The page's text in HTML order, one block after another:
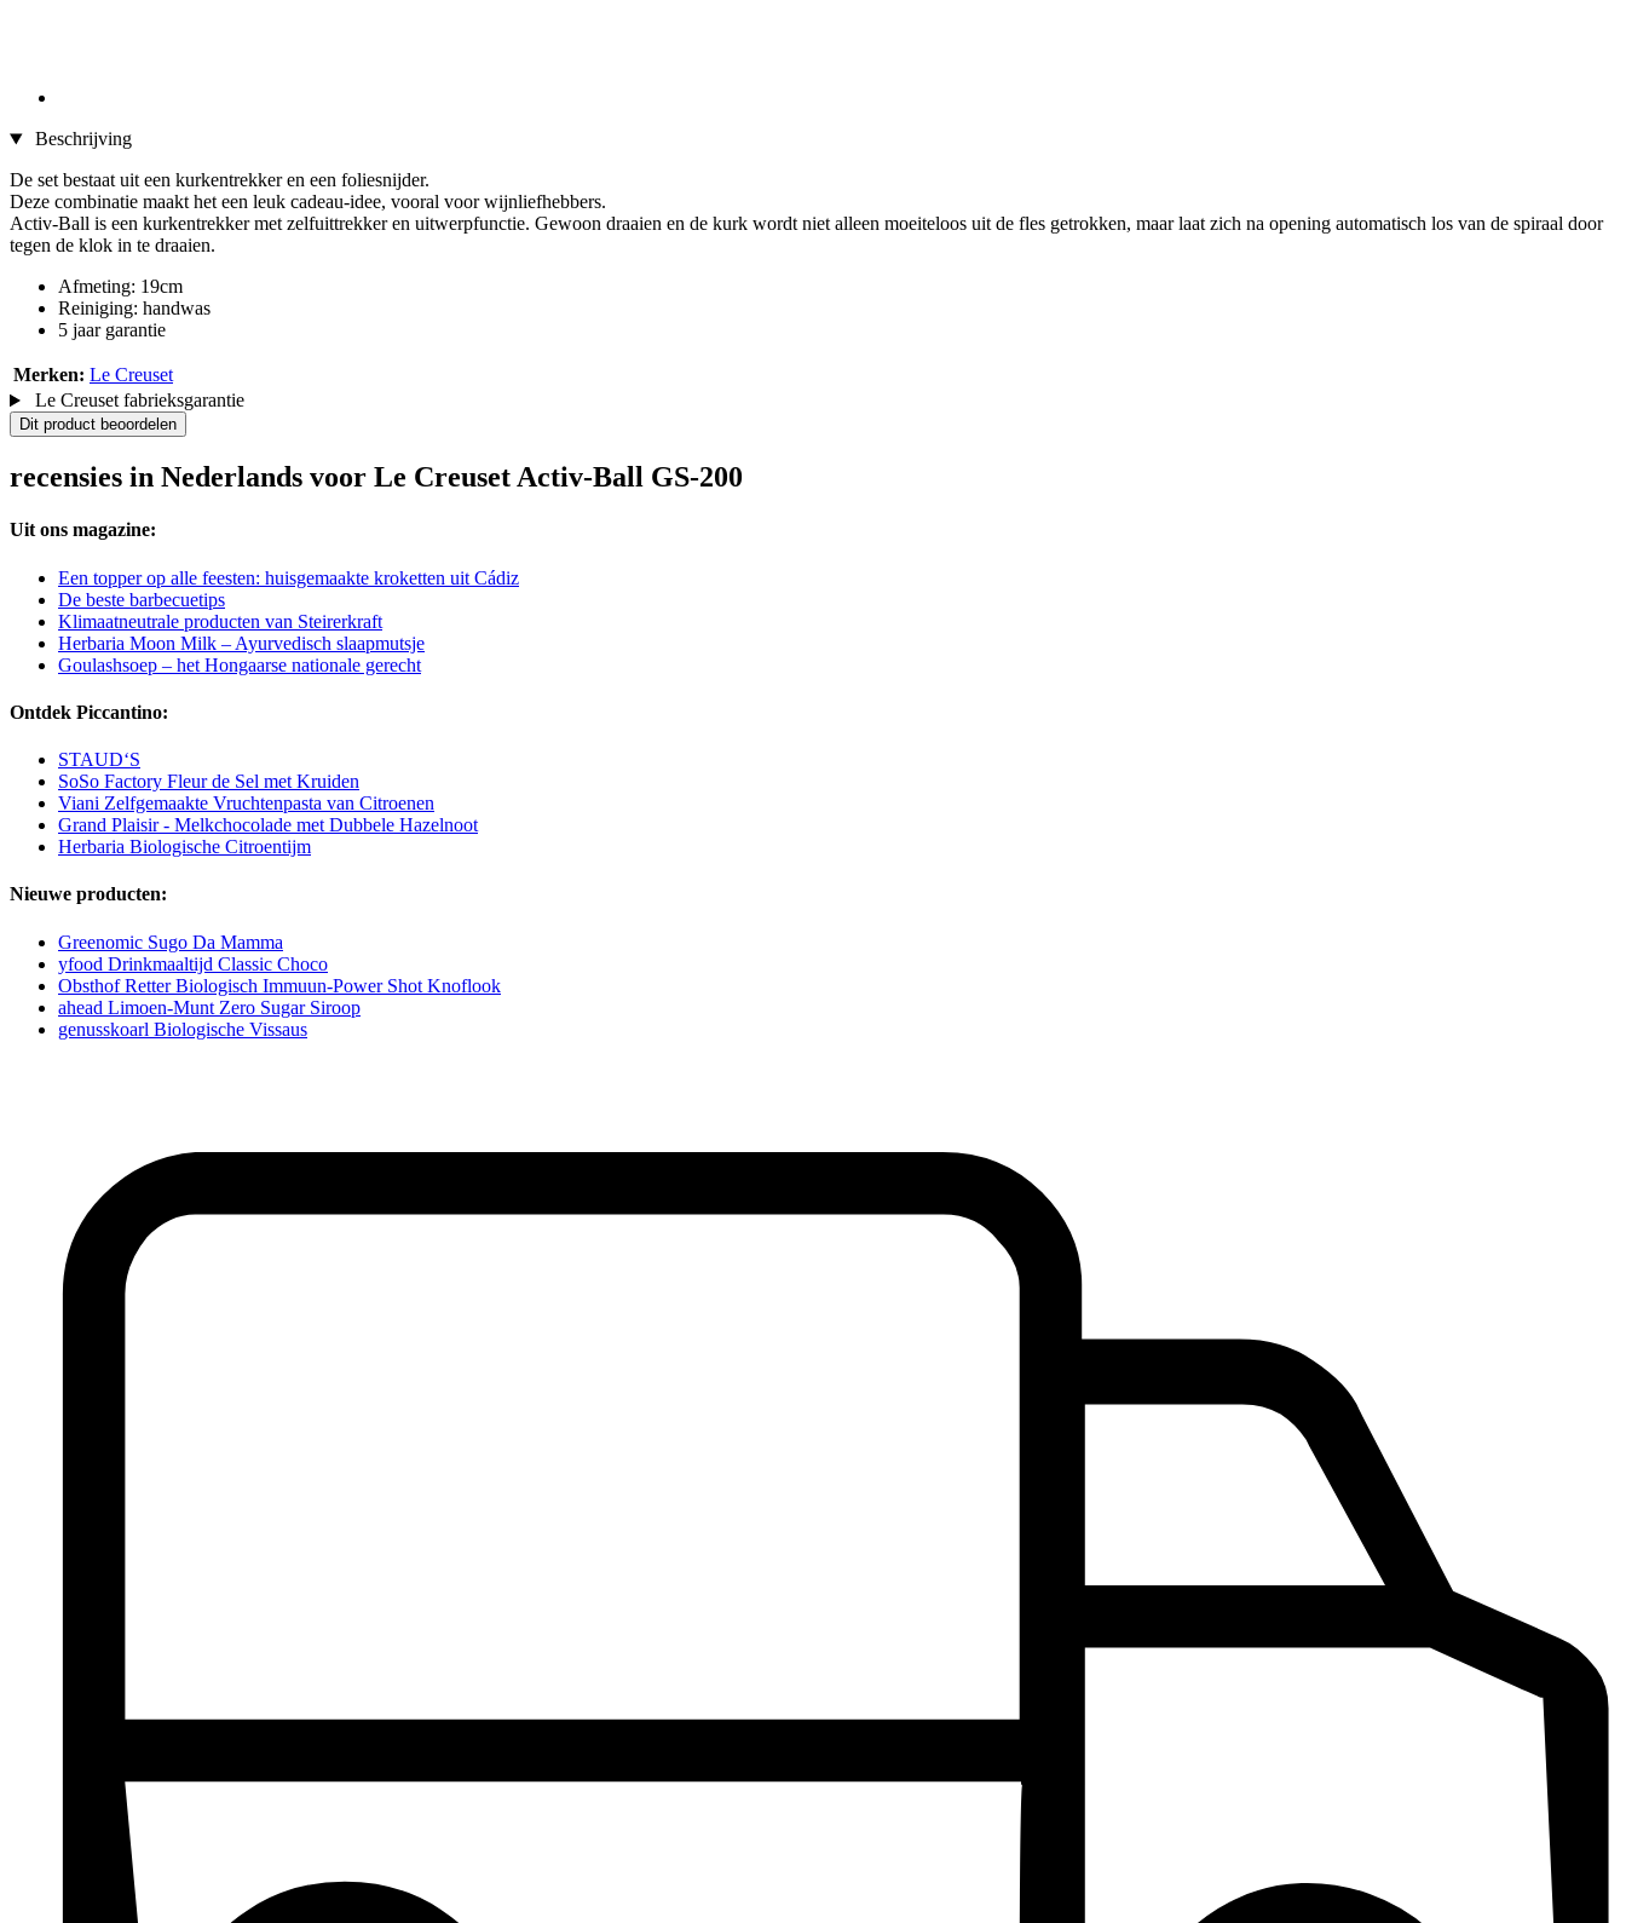
Beschrijving
De set bestaat uit een kurkentrekker en een foliesnijder.
Deze combinatie maakt het een leuk cadeau-idee, vooral voor wijnliefhebbers.
Activ-Ball is een kurkentrekker met zelfuittrekker en uitwerpfunctie. Gewoon draaien en de kurk wordt niet alleen moeiteloos uit de fles getrokken, maar laat zich na opening automatisch los van de spiraal door
tegen de klok in te draaien.
Afmeting: 19cm
Reiniging: handwas
5 jaar garantie
Merken: Le Creuset
Le Creuset fabrieksgarantie
Dit product beoordelen
recensies in Nederlands voor Le Creuset Activ-Ball GS-200
Uit ons magazine:
Een topper op alle feesten: huisgemaakte kroketten uit Cádiz
De beste barbecuetips
Klimaatneutrale producten van Steirerkraft
Herbaria Moon Milk – Ayurvedisch slaapmutsje
Goulashsoep – het Hongaarse nationale gerecht
Ontdek Piccantino:
STAUD‘S
SoSo Factory Fleur de Sel met Kruiden
Viani Zelfgemaakte Vruchtenpasta van Citroenen
Grand Plaisir - Melkchocolade met Dubbele Hazelnoot
Herbaria Biologische Citroentijm
Nieuwe producten:
Greenomic Sugo Da Mamma
yfood Drinkmaaltijd Classic Choco
Obsthof Retter Biologisch Immuun-Power Shot Knoflook
ahead Limoen-Munt Zero Sugar Siroop
genusskoarl Biologische Vissaus